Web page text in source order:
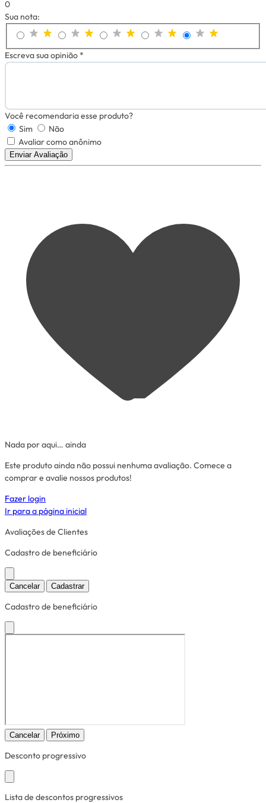
0
Sua nota:
Escreva sua opinião *
Você recomendaria esse produto?
Sim
Não
Avaliar como anônimo
Enviar Avaliação
Nada por aqui… ainda
Este produto ainda não possui nenhuma avaliação. Comece a
comprar e avalie nossos produtos!
Fazer login
Ir para a página inicial
Avaliações de Clientes
Cadastro de beneficiário
Cancelar Cadastrar
Cadastro de beneficiário
Cancelar Próximo
Desconto progressivo
Lista de descontos progressivos